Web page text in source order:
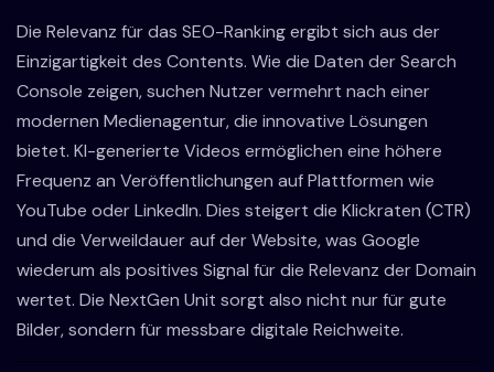
Die Relevanz für das SEO-Ranking ergibt sich aus der
Einzigartigkeit des Contents. Wie die Daten der Search
Console zeigen, suchen Nutzer vermehrt nach einer
modernen Medienagentur, die innovative Lösungen
bietet. KI-generierte Videos ermöglichen eine höhere
Frequenz an Veröffentlichungen auf Plattformen wie
YouTube oder LinkedIn. Dies steigert die Klickraten (CTR)
und die Verweildauer auf der Website, was Google
wiederum als positives Signal für die Relevanz der Domain
wertet. Die NextGen Unit sorgt also nicht nur für gute
Bilder, sondern für messbare digitale Reichweite.